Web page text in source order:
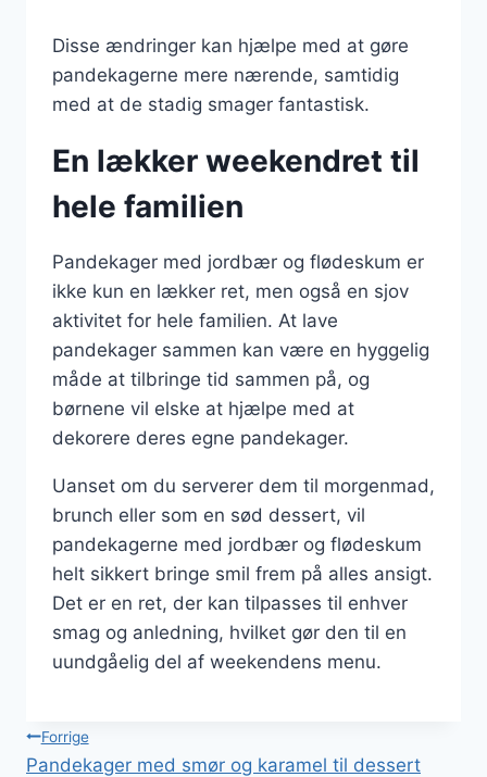
Disse ændringer kan hjælpe med at gøre
pandekagerne mere nærende, samtidig
med at de stadig smager fantastisk.
En lækker weekendret til
hele familien
Pandekager med jordbær og flødeskum er
ikke kun en lækker ret, men også en sjov
aktivitet for hele familien. At lave
pandekager sammen kan være en hyggelig
måde at tilbringe tid sammen på, og
børnene vil elske at hjælpe med at
dekorere deres egne pandekager.
Uanset om du serverer dem til morgenmad,
brunch eller som en sød dessert, vil
pandekagerne med jordbær og flødeskum
helt sikkert bringe smil frem på alles ansigt.
Det er en ret, der kan tilpasses til enhver
smag og anledning, hvilket gør den til en
uundgåelig del af weekendens menu.
Indlægsnavigation
Forrige
Pandekager med smør og karamel til dessert